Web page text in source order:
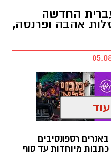
החדשה
אהבה ופרנסה,
החדשה תשפ"ז
באנרים רספונסיבים
כתבות מיוחדות עד סוף